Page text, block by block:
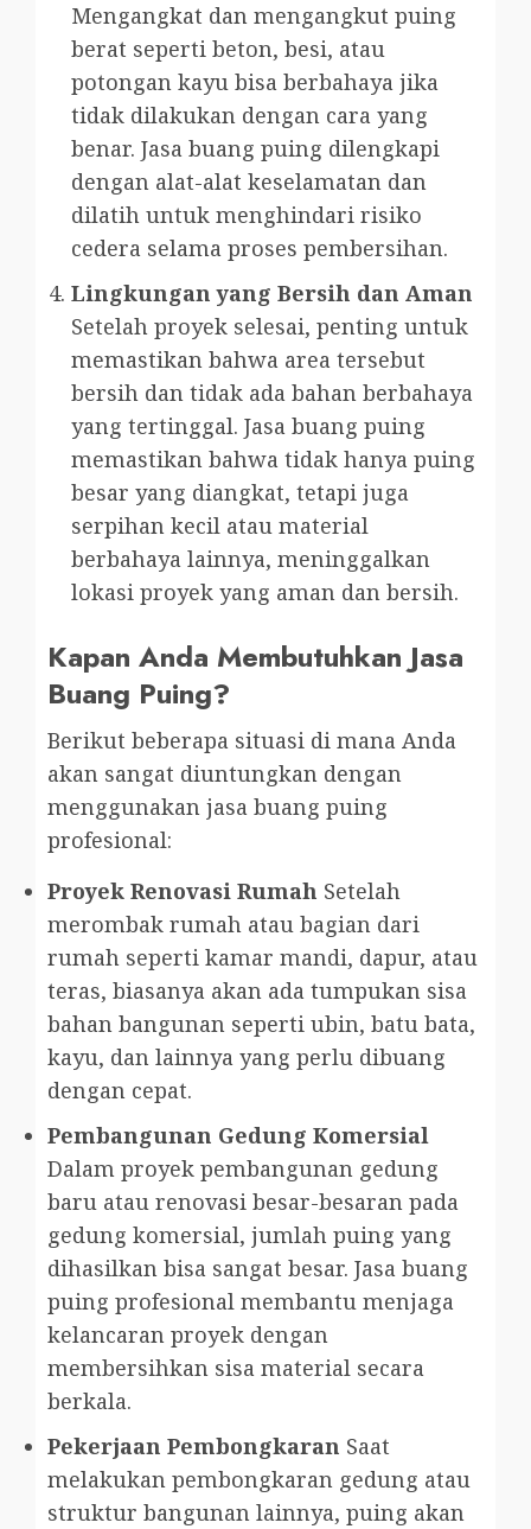
Mengangkat dan mengangkut puing
berat seperti beton, besi, atau
potongan kayu bisa berbahaya jika
tidak dilakukan dengan cara yang
benar. Jasa buang puing dilengkapi
dengan alat-alat keselamatan dan
dilatih untuk menghindari risiko
cedera selama proses pembersihan.
Lingkungan yang Bersih dan Aman
Setelah proyek selesai, penting untuk
memastikan bahwa area tersebut
bersih dan tidak ada bahan berbahaya
yang tertinggal. Jasa buang puing
memastikan bahwa tidak hanya puing
besar yang diangkat, tetapi juga
serpihan kecil atau material
berbahaya lainnya, meninggalkan
lokasi proyek yang aman dan bersih.
Kapan Anda Membutuhkan Jasa
Buang Puing?
Berikut beberapa situasi di mana Anda
akan sangat diuntungkan dengan
menggunakan jasa buang puing
profesional:
Proyek Renovasi Rumah Setelah
merombak rumah atau bagian dari
rumah seperti kamar mandi, dapur, atau
teras, biasanya akan ada tumpukan sisa
bahan bangunan seperti ubin, batu bata,
kayu, dan lainnya yang perlu dibuang
dengan cepat.
Pembangunan Gedung Komersial
Dalam proyek pembangunan gedung
baru atau renovasi besar-besaran pada
gedung komersial, jumlah puing yang
dihasilkan bisa sangat besar. Jasa buang
puing profesional membantu menjaga
kelancaran proyek dengan
membersihkan sisa material secara
berkala.
Pekerjaan Pembongkaran Saat
melakukan pembongkaran gedung atau
struktur bangunan lainnya, puing akan